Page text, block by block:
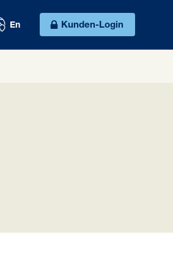
En Kunden-Login